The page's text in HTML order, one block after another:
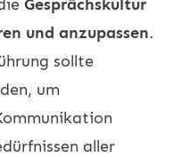
Gesprächskultur
und anzupassen.
sollte
um
aller